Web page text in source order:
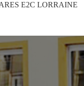
E2C LORRAINE